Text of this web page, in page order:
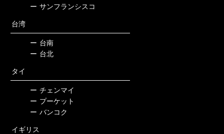
ー サンフランシスコ
台湾
ー 台南
ー 台北
タイ
ー チェンマイ
ー プーケット
ー バンコク
イギリス